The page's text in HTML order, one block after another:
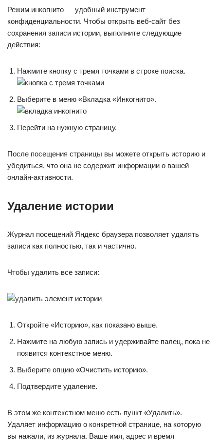
Режим инкогнито — удобный инструмент
конфиденциальности. Чтобы открыть веб-сайт без
сохранения записи истории, выполните следующие
действия:
Нажмите кнопку с тремя точками в строке поиска.
Выберите в меню «Вкладка «Инкогнито».
Перейти на нужную страницу.
После посещения страницы вы можете открыть историю и
убедиться, что она не содержит информации о вашей
онлайн-активности.
Удаление истории
Журнал посещений Яндекс браузера позволяет удалять
записи как полностью, так и частично.
Чтобы удалить все записи:
Откройте «Историю», как показано выше.
Нажмите на любую запись и удерживайте палец, пока не
появится контекстное меню.
Выберите опцию «Очистить историю».
Подтвердите удаление.
В этом же контекстном меню есть пункт «Удалить».
Удаляет информацию о конкретной странице, на которую
вы нажали, из журнала. Ваше имя, адрес и время